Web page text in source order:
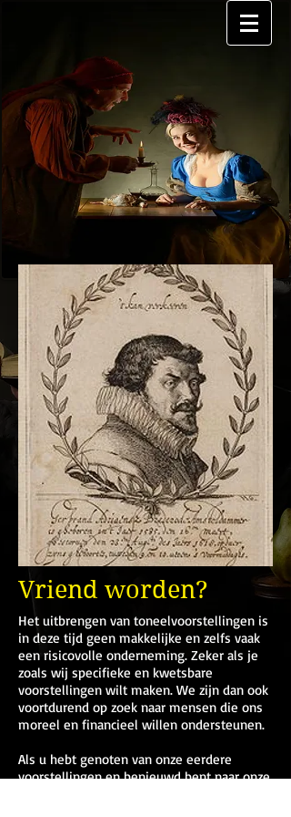
Vriend worden?
Het uitbrengen van toneelvoorstellingen is
in deze tijd geen makkelijke en zelfs vaak
een risicovolle onderneming. Zeker als je
zoals wij specifieke en kwetsbare
voorstellingen wilt maken. We zijn dan ook
voortdurend op zoek naar mensen die ons
moreel en financieel willen ondersteunen.
Als u hebt genoten van onze eerdere
voorstellingen en benieuwd bent naar onze